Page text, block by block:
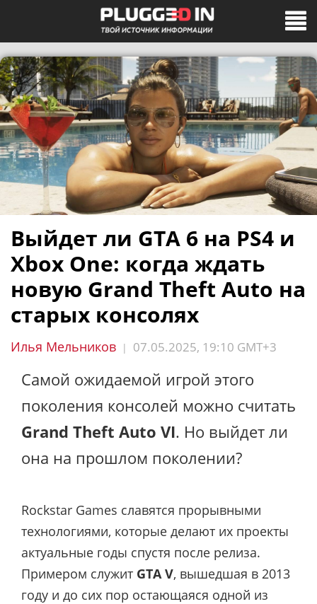
Выйдет ли GTA 6 на PS4 и
Xbox One: когда ждать
новую Grand Theft Auto на
старых консолях
Илья Мельников | 07.05.2025, 19:10 GMT+3
Самой ожидаемой игрой этого
поколения консолей можно считать
Grand Theft Auto VI. Но выйдет ли
она на прошлом поколении?
Rockstar Games славятся прорывными
технологиями, которые делают их проекты
актуальные годы спустя после релиза.
Примером служит GTA V, вышедшая в 2013
году и до сих пор остающаяся одной из